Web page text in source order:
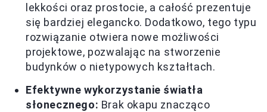
lekkości oraz prostocie, a całość prezentuje
się bardziej elegancko. Dodatkowo, tego typu
rozwiązanie otwiera nowe możliwości
projektowe, pozwalając na stworzenie
budynków o nietypowych kształtach.
Efektywne wykorzystanie światła
słonecznego: Brak okapu znacząco